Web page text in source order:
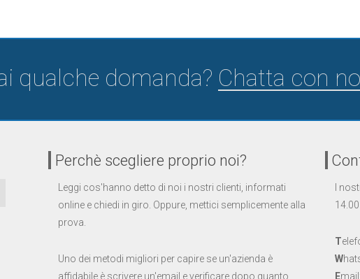
qualche domanda? Chatta con
Perchè scegliere proprio noi?
Leggi cos'hanno detto di noi i nostri clienti, informati
online e chiedi in giro. Oppure, mettici semplicemente alla
prova.
Uno dei metodi migliori per capire se un'azienda è
affidabile è scrivere un'email e verificare dopo quanto
I
T
W
Email: